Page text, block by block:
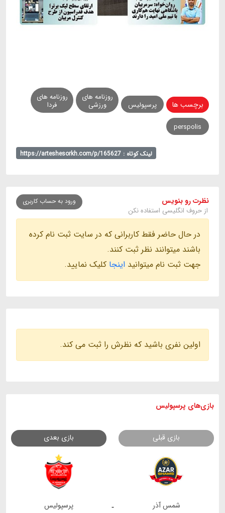
برچسب ها پرسپولیس
روزنامه های
ورزشی
روزنامه های
فردا
perspolis
لینک کوتاه : https://arteshesorkh.com/p/165627
نظرت رو بنویس
از حروف انگلیسی استفاده نکن
ورود به حساب کاربری
در حال حاضر فقط کاربرانی که در سایت ثبت نام کرده
باشند میتوانند نظر ثبت کنند.
جهت ثبت نام میتوانید اینجا کلیک نمایید.
اولین نفری باشید که نظرش را ثبت می کند.
بازی های پرسپولیس
بازی قبلی بازی بعدی
- شمس آذر پرسپولیس